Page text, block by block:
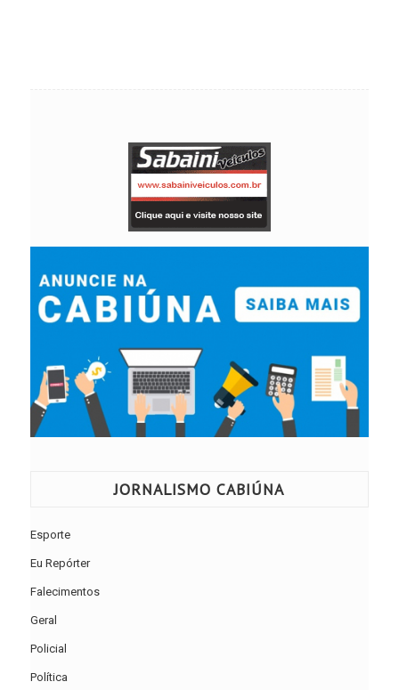
JORNALISMO CABIÚNA
Esporte
Eu Repórter
Falecimentos
Geral
Policial
Política